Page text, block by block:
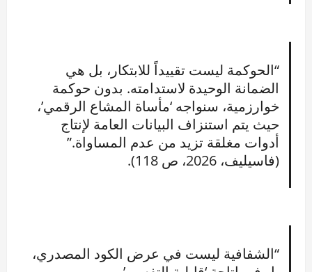
“الحوكمة ليست تقييداً للابتكار، بل هي
الضمانة الوحيدة لاستدامته. بدون حوكمة
خوارزمية، سنواجه ‘مأساة المشاع الرقمي’،
حيث يتم استنزاف البيانات العامة لإنتاج
أدوات مغلقة تزيد من عدم المساواة.”
(فاسيليف، 2026، ص 118).
“الشفافية ليست في عرض الكود المصدري،